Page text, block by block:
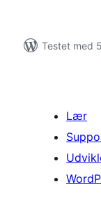
Testet med
Lær